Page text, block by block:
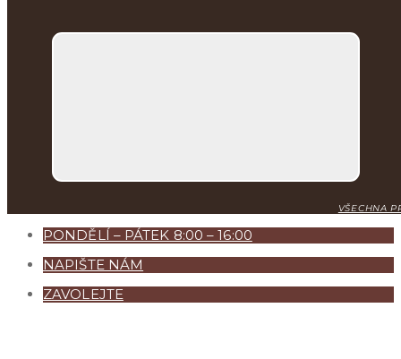
VŠECHNA
PONDĚLÍ – PÁTEK 8:00 – 16:00
NAPIŠTE NÁM
ZAVOLEJTE